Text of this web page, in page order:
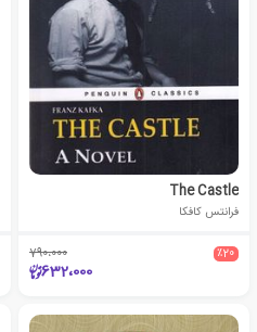
The Castle
فرانتس کافکا
٪20 790،000
632،000